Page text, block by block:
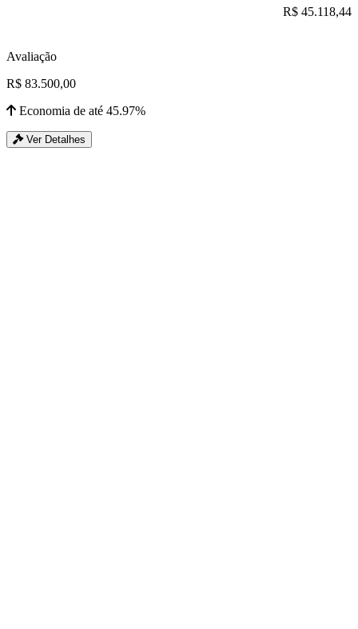
R$ 45.118,44
Avaliação
R$ 83.500,00
Economia de até 45.97%
Ver Detalhes